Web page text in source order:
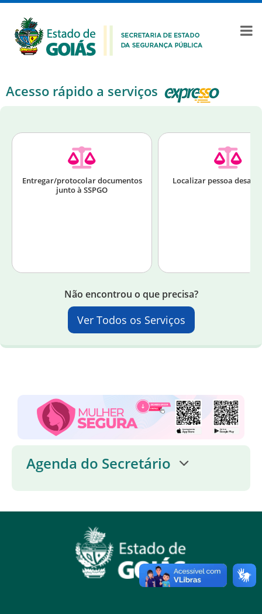
Acesso rápido a serviços
Entregar/protocolar documentos
junto à SSPGO
Localizar pessoa
Não encontrou o que precisa?
Ver Todos os Serviços
Agenda do Secretário
AGENDA COMPLETA